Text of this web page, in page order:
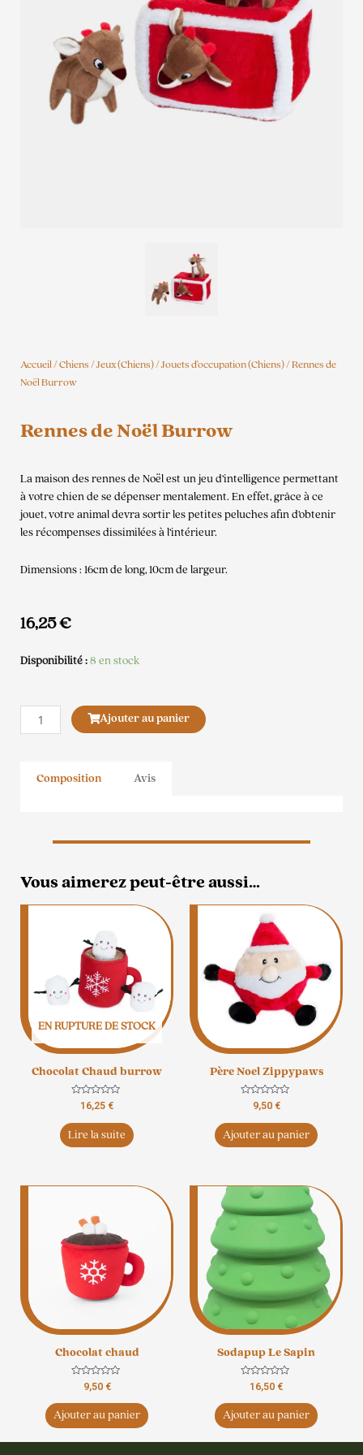
Accueil/Chiens/Jeux (Chiens)/Jouets d'occupation (Chiens)/ Rennes de
Noël Burrow
Rennes de Noël Burrow
La maison des rennes de Noël est un jeu d’intelligence permettant
à votre chien de se dépenser mentalement. En effet, grâce à ce
jouet, votre animal devra sortir les petites peluches afin d’obtenir
les récompenses dissimilées à l’intérieur.
Dimensions : 16cm de long, 10cm de largeur.
16,25€
Disponibilité :8 en stock
quantité
de
Noël
Ajouter au panier
Composition Avis
Vous aimerez peut-être aussi…
EN RUPTURE DE STOCK
Chocolat Chaud burrow
Note
sur
5
16,25 €
Lire la suite
Père Noel Zippypaws
Note
sur
9,50 €
Ajouter au panier
Chocolat chaud
Note
sur
5
9,50 €
Ajouter au panier
Sodapup Le Sapin
Note
sur
5
16,50 €
Ajouter au panier